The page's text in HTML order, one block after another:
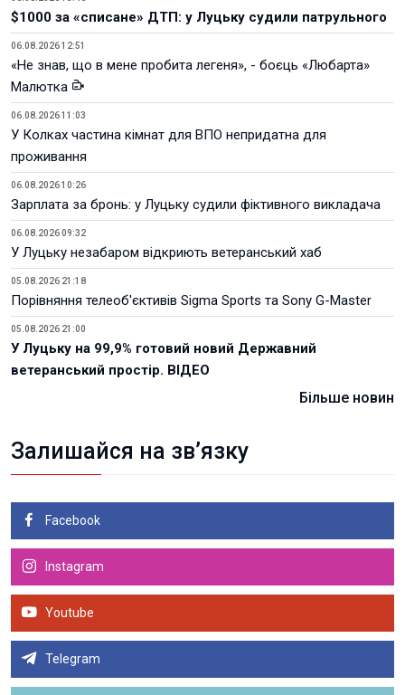
$1000 за «списане» ДТП: у Луцьку судили патрульного
06.08.2026 12:51
«Не знав, що в мене пробита легеня», - боєць «Любарта»
Малютка
06.08.2026 11:03
У Колках частина кімнат для ВПО непридатна для
проживання
06.08.2026 10:26
Зарплата за бронь: у Луцьку судили фіктивного викладача
06.08.2026 09:32
У Луцьку незабаром відкриють ветеранський хаб
05.08.2026 21:18
Порівняння телеоб'єктивів Sigma Sports та Sony G-Master
05.08.2026 21:00
У Луцьку на 99,9% готовий новий Державний
ветеранський простір. ВІДЕО
Більше новин
Залишайся на зв’язку
Facebook
Instagram
Youtube
Telegram